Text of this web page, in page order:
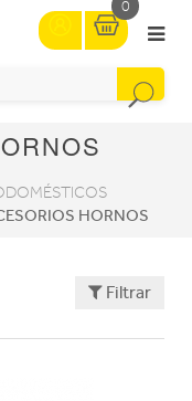
0
HORNOS
Filtrar